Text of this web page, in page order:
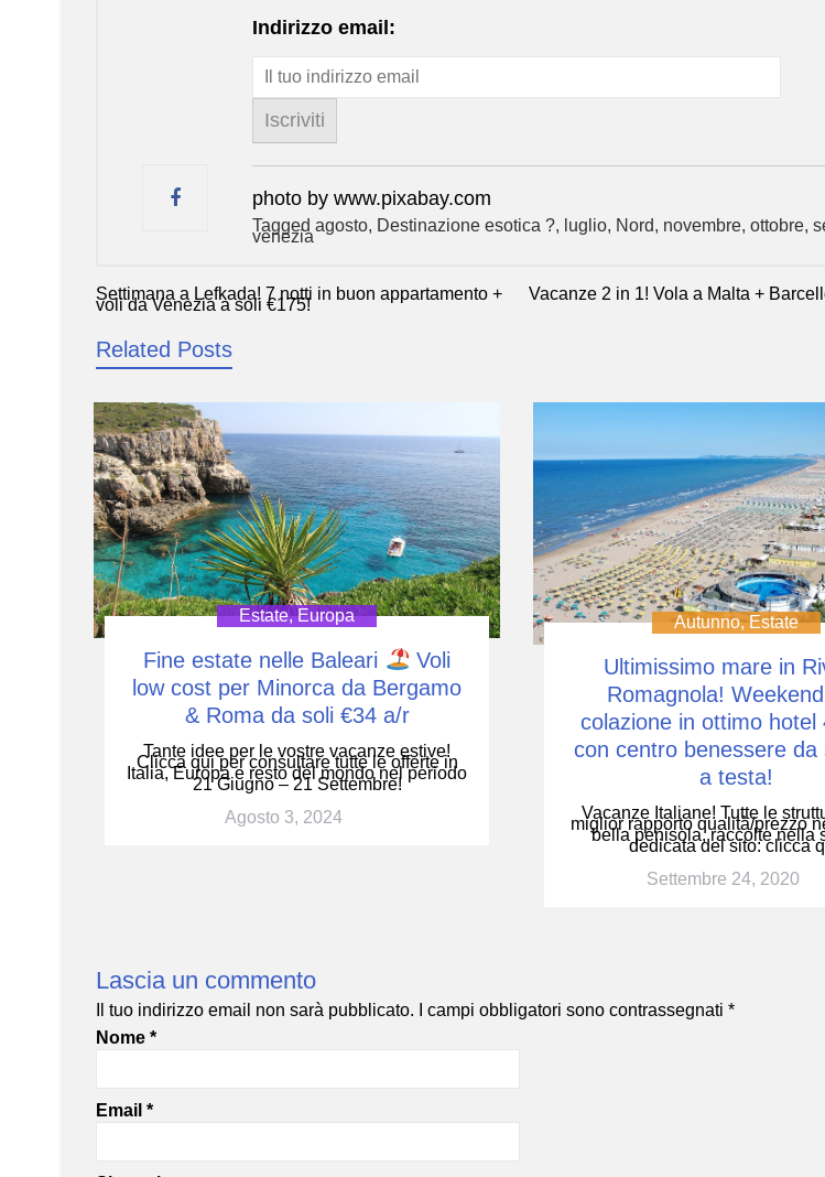
Indirizzo email:
photo by www.pixabay.com
Tagged agosto, Destinazione esotica ?, luglio, Nord, novembre, ottobre,
venezia
Navigazione
Settimana a Lefkada! 7 notti in buon appartamento +
voli da Venezia a soli €175!
Vacanze 2 in 1! Vola a Malta +
Related Posts
Estate,Europa
Fine estate nelle Baleari
Voli
low cost per Minorca da Bergamo
& Roma da soli €34 a/r
Tante idee per le vostre vacanze estive!
Clicca qui per consultare tutte le offerte in
Italia, Europa e resto del mondo nel periodo
21 Giugno – 21 Settembre!
Agosto 3, 2024
Autunno, Estate
Ultimissimo mare in
Romagnola!
colazione in ottimo hotel
con centro benessere da
a testa!
Vacanze Italiane! Tutte le
miglior rapporto qualità/prezzo
bella penisola, raccolte nella
dedicata del sito: clicca
Settembre 24, 2020
Lascia un commento
Il tuo indirizzo email non sarà pubblicato. I campi obbligatori sono contrassegnati *
Nome *
Email *